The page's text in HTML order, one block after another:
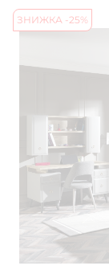
ЗНИЖКА -25%